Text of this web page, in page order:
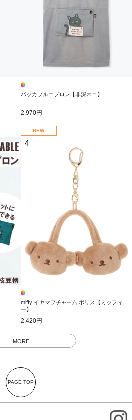
パッカブルエプロン【罪深ネコ】
2,970円
NEW
4
miffy イヤマフチャーム ボリス【ミッフィ
ー】
2,420円
MORE
PAGE TOP